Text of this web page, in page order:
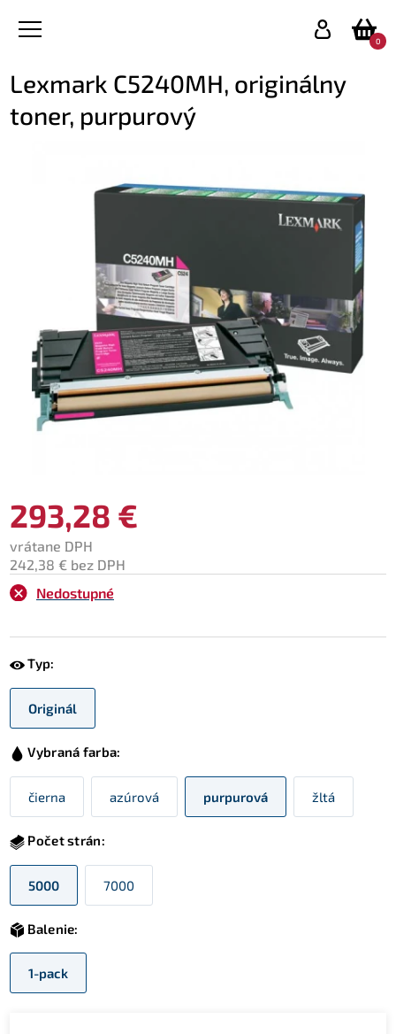
0
Lexmark C5240MH, originálny
toner, purpurový
293,28 €
vrátane DPH
242,38 € bez DPH
Nedostupné
Typ:
Originál
Vybraná farba:
čierna azúrová purpurová žltá
Počet strán:
5000 7000
Balenie:
1-pack